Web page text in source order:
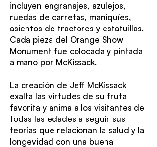
incluyen engranajes, azulejos,
ruedas de carretas, maniquíes,
asientos de tractores y estatuillas.
Cada pieza del Orange Show
Monument fue colocada y pintada
a mano por McKissack.
La creación de Jeff McKissack
exalta las virtudes de su fruta
favorita y anima a los visitantes de
todas las edades a seguir sus
teorías que relacionan la salud y la
longevidad con una buena